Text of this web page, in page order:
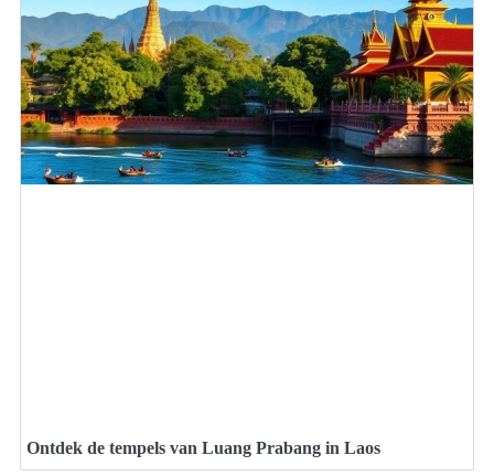
Ontdek de tempels van Luang Prabang in Laos